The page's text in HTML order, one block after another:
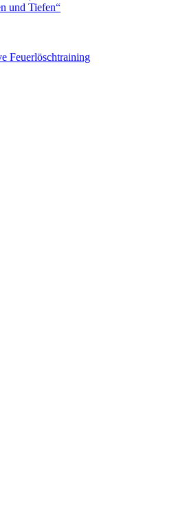
und Tiefen“
Feuerlöschtraining